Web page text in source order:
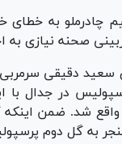
چادرملو به
صحنه نیازی به
سعید دقیقی
در جدال با
واقع شد. ضمن
منجر به گل دوم